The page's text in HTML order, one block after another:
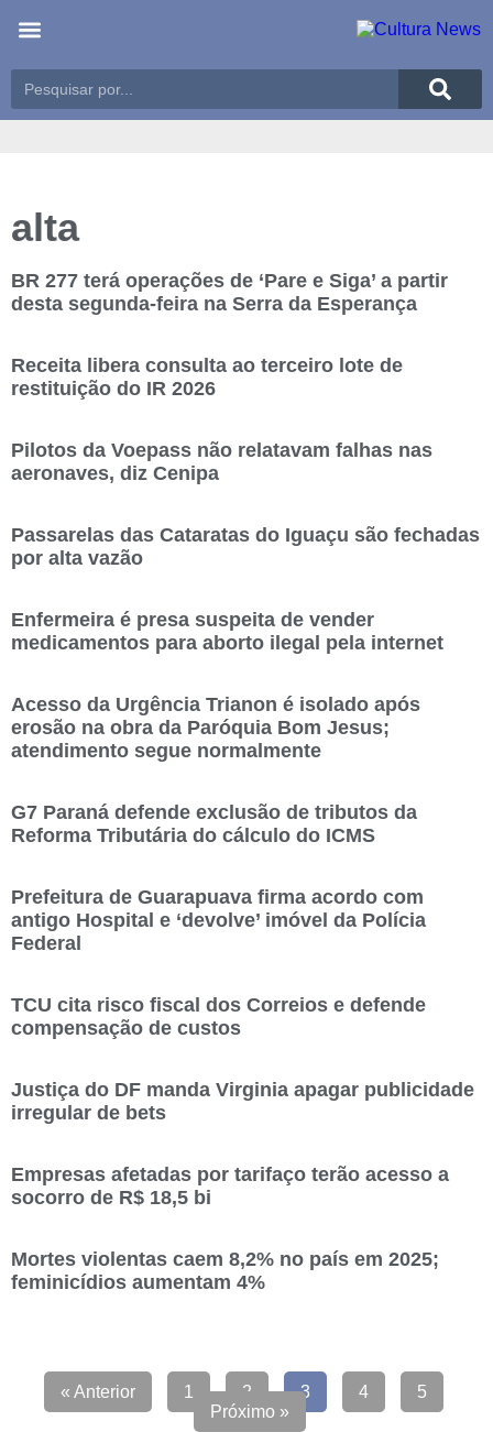
alta
BR 277 terá operações de ‘Pare e Siga’ a partir
desta segunda-feira na Serra da Esperança
Receita libera consulta ao terceiro lote de
restituição do IR 2026
Pilotos da Voepass não relatavam falhas nas
aeronaves, diz Cenipa
Passarelas das Cataratas do Iguaçu são fechadas
por alta vazão
Enfermeira é presa suspeita de vender
medicamentos para aborto ilegal pela internet
Acesso da Urgência Trianon é isolado após
erosão na obra da Paróquia Bom Jesus;
atendimento segue normalmente
G7 Paraná defende exclusão de tributos da
Reforma Tributária do cálculo do ICMS
Prefeitura de Guarapuava firma acordo com
antigo Hospital e ‘devolve’ imóvel da Polícia
Federal
TCU cita risco fiscal dos Correios e defende
compensação de custos
Justiça do DF manda Virginia apagar publicidade
irregular de bets
Empresas afetadas por tarifaço terão acesso a
socorro de R$ 18,5 bi
Mortes violentas caem 8,2% no país em 2025;
feminicídios aumentam 4%
« Anterior 1 2 3 4
5
Próximo »